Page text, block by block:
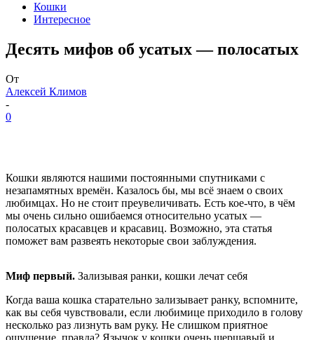
Кошки
Интересное
Десять мифов об усатых — полосатых
От
Алексей Климов
-
0
Кошки являются нашими постоянными спутниками с
незапамятных времён. Казалось бы, мы всё знаем о своих
любимцах. Но не стоит преувеличивать. Есть кое-что, в чём
мы очень сильно ошибаемся относительно усатых —
полосатых красавцев и красавиц. Возможно, эта статья
поможет вам развеять некоторые свои заблуждения.
Миф первый. Зализывая ранки, кошки лечат себя
Когда ваша кошка старательно зализывает ранку, вспомните,
как вы себя чувствовали, если любимице приходило в голову
несколько раз лизнуть вам руку. Не слишком приятное
ощущение, правда? Язычок у кошки очень шершавый и